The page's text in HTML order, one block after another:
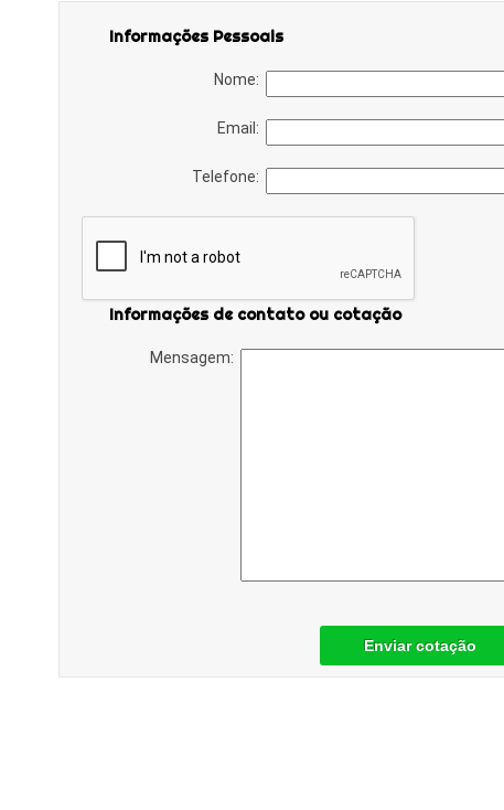
Informações Pessoais
Nome:
Email:
Telefone:
Informações de contato ou cotação
Mensagem:
Enviar cotação